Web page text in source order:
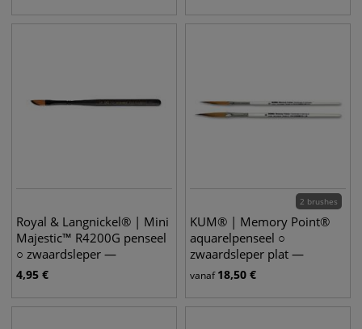
Royal & Langnickel® | Mini
Majestic™ R4200G penseel
○ zwaardsleper —
synthetisch haar
4,95 €
2 brushes
KUM® | Memory Point®
aquarelpenseel ○
zwaardsleper plat —
synthetisch haar
vanaf 18,50 €